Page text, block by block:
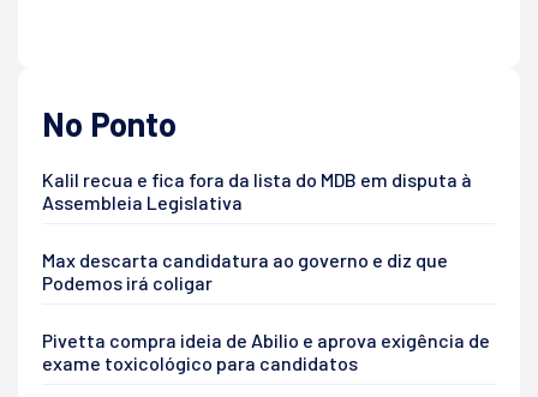
No Ponto
Kalil recua e fica fora da lista do MDB em disputa à
Assembleia Legislativa
Max descarta candidatura ao governo e diz que
Podemos irá coligar
Pivetta compra ideia de Abilio e aprova exigência de
exame toxicológico para candidatos